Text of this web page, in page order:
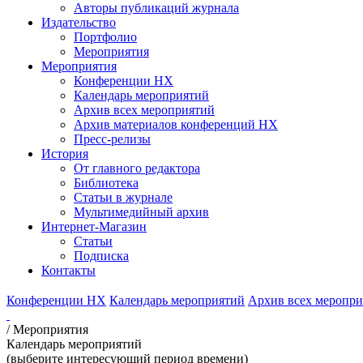
Авторы публикаций журнала
Издательство
Портфолио
Мероприятия
Мероприятия
Конференции НХ
Календарь мероприятий
Архив всех мероприятий
Архив материалов конференций НХ
Пресс-релизы
История
От главного редактора
Библиотека
Статьи в журнале
Мультимедийный архив
Интернет-Магазин
Статьи
Подписка
Контакты
Конференции НХ Календарь мероприятий Архив всех
/Мероприятия
Календарь мероприятий
(выберите интересующий период времени)